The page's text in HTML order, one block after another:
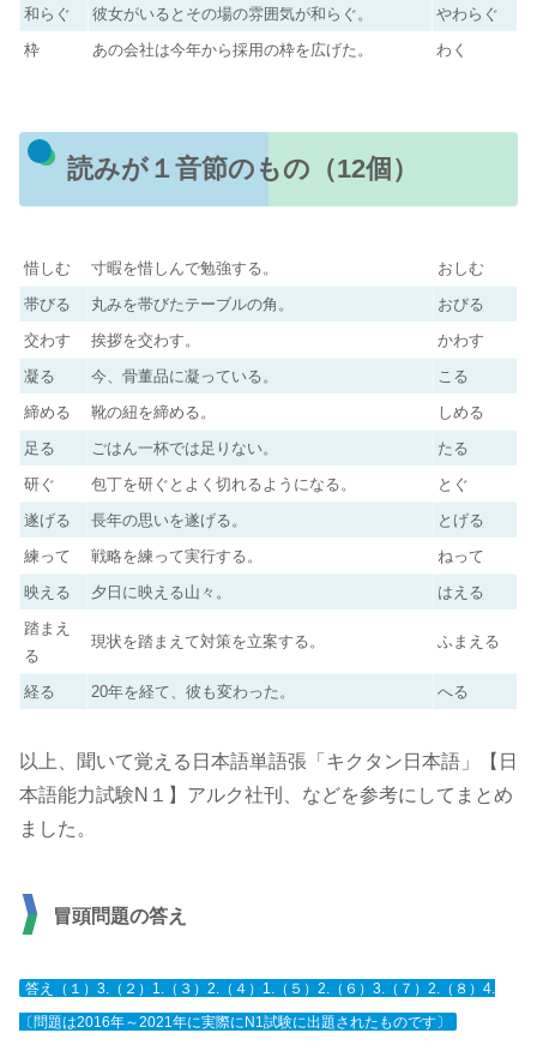
和らぐ 彼女がいるとその場の雰囲気が和らぐ。
やわらぐ
枠
あの会社は今年から採用の枠を広げた。 わく
読みが１音節のもの（12個）
惜しむ 寸暇を惜しんで勉強する。
おしむ
帯びる
丸みを帯びたテーブルの角。
おびる
交わす
挨拶を交わす。
かわす
凝る
今、骨董品に凝っている。
こる
締める
靴の紐を締める。
しめる
足る
ごはん一杯では足りない。
たる
研ぐ
包丁を研ぐとよく切れるようになる。
とぐ
遂げる
長年の思いを遂げる。
とげる
練って
戦略を練って実行する。
ねって
映える
夕日に映える山々。
はえる
踏まえ
る
現状を踏まえて対策を立案する。 ふまえる
経る 20年を経て、彼も変わった。 へる
以上、聞いて覚える日本語単語張「キクタン日本語」【日
本語能力試験N１】アルク社刊、などを参考にしてまとめ
ました。
冒頭問題の答え
答え（１）3.（２）1.（３）2.（４）1.（５）2.（６）3.（７）2.（８）4.
〔問題は2016年～2021年に実際にN1試験に出題されたものです〕